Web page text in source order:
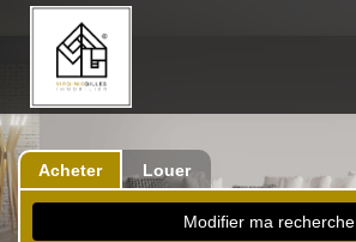
Acheter Louer
Modifier ma recherche